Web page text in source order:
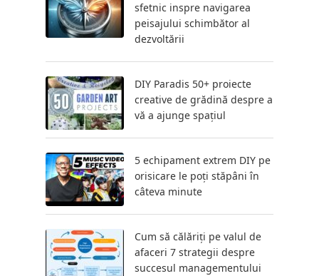
sfetnic inspre navigarea
peisajului schimbător al
dezvoltării
DIY Paradis 50+ proiecte
creative de grădină despre a
vă a ajunge spațiul
5 echipament extrem DIY pe
orisicare le poți stăpâni în
câteva minute
Cum să călăriți pe valul de
afaceri 7 strategii despre
succesul managementului